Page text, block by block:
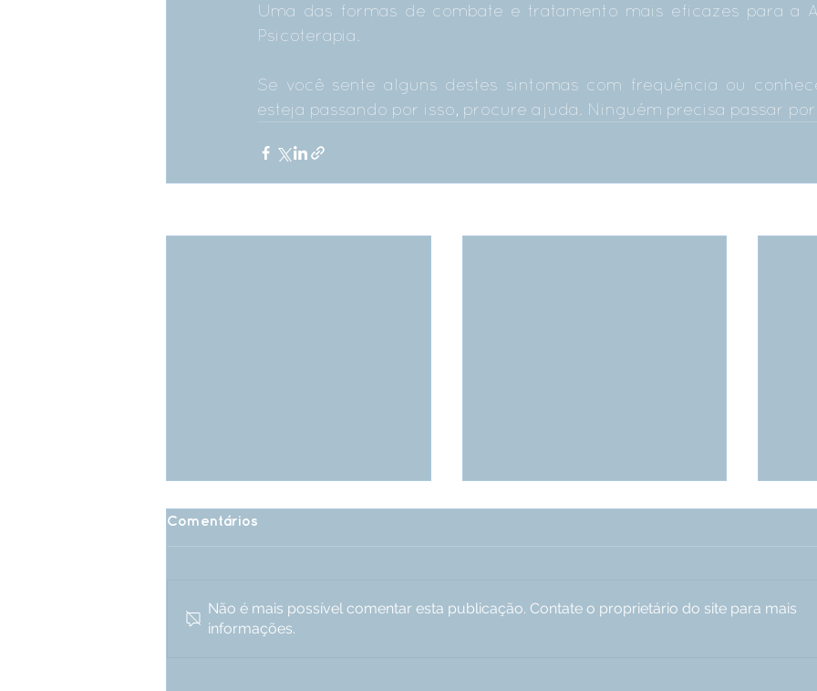
Uma das formas de combate e tratamento mais eficazes para a
Psicoterapia.
Se você sente alguns destes sintomas com frequência ou
esteja passando por isso, procure ajuda. Ninguém precisa passar por
Comentários
Não é mais possível comentar esta publicação. Contate o proprietário do site para mais
informações.